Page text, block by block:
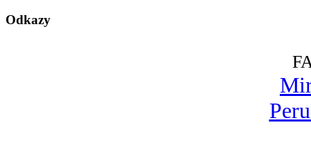
Odkazy